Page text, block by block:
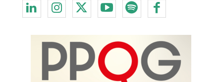
Redes Sociais